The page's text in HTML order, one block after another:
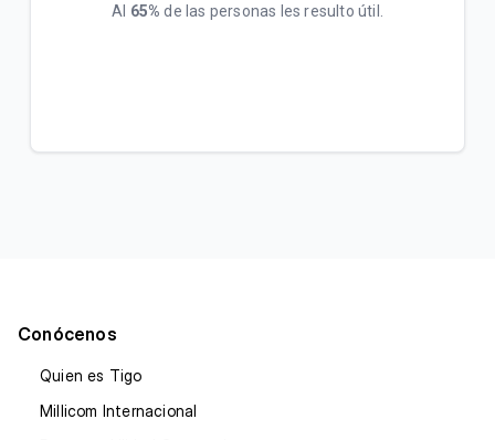
Al 65% de las personas les resulto útil.
Conócenos
Quien es Tigo
Millicom Internacional